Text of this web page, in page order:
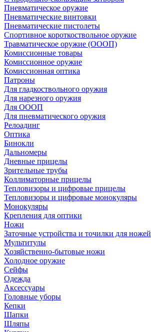
Пневматическое оружие
Пневматические винтовки
Пневматические пистолеты
Спортивное короткоствольное оружие
Травматическое оружие (ОООП)
Комиссионные товары
Комиссионное оружие
Комиссионная оптика
Патроны
Для гладкоствольного оружия
Для нарезного оружия
Для ОООП
Для пневматического оружия
Релоадинг
Оптика
Бинокли
Дальномеры
Дневные прицелы
Зрительные трубы
Коллиматорные прицелы
Тепловизоры и цифровые прицелы
Тепловизоры и цифровые монокуляры
Монокуляры
Крепления для оптики
Ножи
Заточные устройства и точилки для ножей
Мультитулы
Хозяйственно-бытовые ножи
Холодное оружие
Сейфы
Одежда
Аксессуары
Головные уборы
Кепки
Шапки
Шляпы